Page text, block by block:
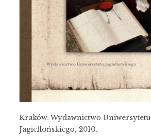
Kraków: Wydawnictwo Uniwersytetu
Jagiellońskiego, 2010.